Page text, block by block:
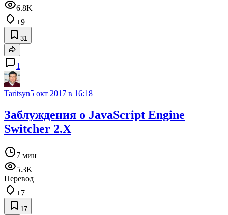
6.8K
+9
31
1
Taritsyn5 окт 2017 в 16:18
Заблуждения о JavaScript Engine
Switcher 2.X
7 мин
5.3K
Перевод
+7
17